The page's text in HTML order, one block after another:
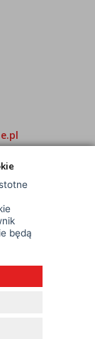
będą